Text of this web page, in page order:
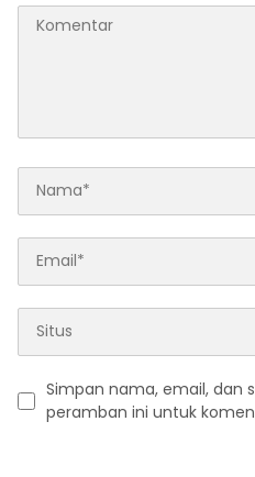
Simpan nama, email, dan
peramban ini untuk